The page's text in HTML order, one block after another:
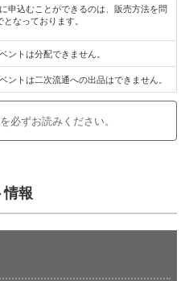
申込むことができるのは、販売方法を問
なっております。
ントは分配できません。
ントは二次流通への出品はできません。
必ずお読みください。
報